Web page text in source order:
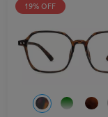
19% OFF